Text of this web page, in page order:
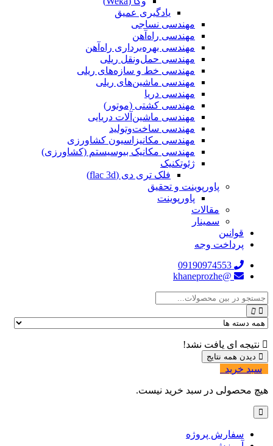
یادگیری عمیق
مهندسی نساجی
مهندسی راه‌آهن
مهندسی بهره‌برداری راه‌آهن
مهندسی حمل‌ونقل ریلی
مهندسی خط و سازه‌های ریلی
مهندسی ماشین‌های ریلی
مهندسی دریا
مهندسی کشتی (موتور)
مهندسی ماشین‌آلات دریایی
مهندسی ساخت‌وتولید
مهندسی مکانیزاسیون کشاورزی
مهندسی مکانیک بیوسیستم (کشاورزی)
ژئوتکنیک
فلک تری دی (flac 3d)
پاورپوینت و تحقیق
پاورپوینت
مقالات
سمینار
قوانین
پرداخت وجه
09190974553
@khaneprozhe
نتیجه ای یافت نشد!
سبد خرید
هیچ محصولی در سبد خرید نیست.
سفارش پروژه